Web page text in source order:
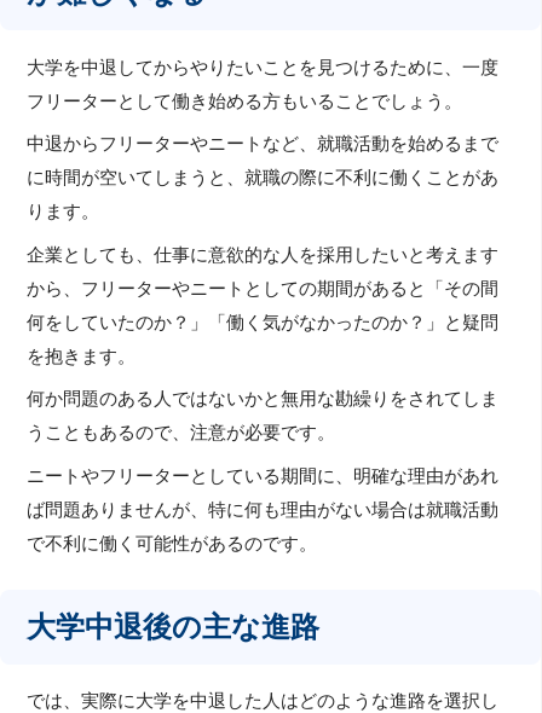
大学を中退してからやりたいことを見つけるために、一度
フリーターとして働き始める方もいることでしょう。
中退からフリーターやニートなど、就職活動を始めるまで
に時間が空いてしまうと、就職の際に不利に働くことがあ
ります。
企業としても、仕事に意欲的な人を採用したいと考えます
から、フリーターやニートとしての期間があると「その間
何をしていたのか？」「働く気がなかったのか？」と疑問
を抱きます。
何か問題のある人ではないかと無用な勘繰りをされてしま
うこともあるので、注意が必要です。
ニートやフリーターとしている期間に、明確な理由があれ
ば問題ありませんが、特に何も理由がない場合は就職活動
で不利に働く可能性があるのです。
大学中退後の主な進路
では、実際に大学を中退した人はどのような進路を選択し